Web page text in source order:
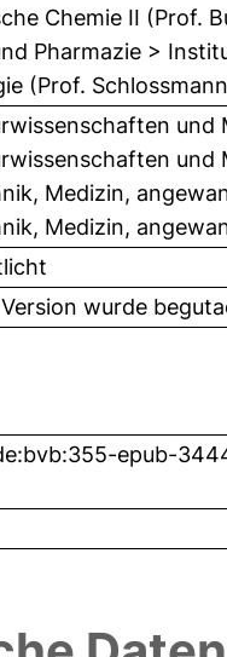
Chemie II (Prof.
Pharmazie >
(Prof.
und
und
Medizin,
Medizin,
wurde
epub-